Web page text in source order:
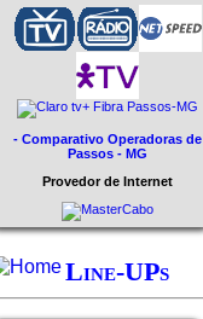
- Comparativo Operadoras de
Passos - MG
Provedor de Internet
Line-UPs